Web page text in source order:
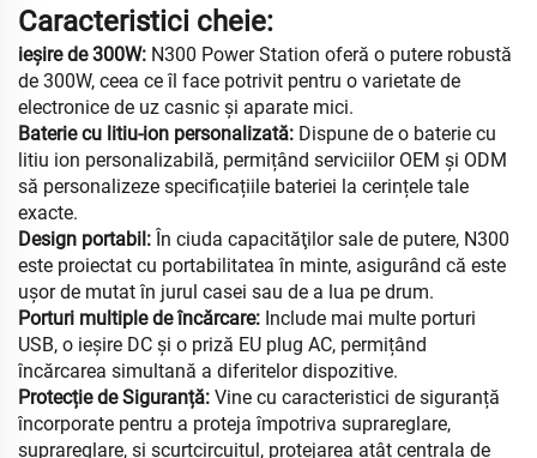
Caracteristici cheie:
ieșire de 300W: N300 Power Station oferă o putere robustă
de 300W, ceea ce îl face potrivit pentru o varietate de
electronice de uz casnic și aparate mici.
Baterie cu litiu-ion personalizată: Dispune de o baterie cu
litiu ion personalizabilă, permițând serviciilor OEM și ODM
să personalizeze specificațiile bateriei la cerințele tale
exacte.
Design portabil: În ciuda capacităţilor sale de putere, N300
este proiectat cu portabilitatea în minte, asigurând că este
ușor de mutat în jurul casei sau de a lua pe drum.
Porturi multiple de încărcare: Include mai multe porturi
USB, o ieșire DC și o priză EU plug AC, permițând
încărcarea simultană a diferitelor dispozitive.
Protecție de Siguranță: Vine cu caracteristici de siguranță
încorporate pentru a proteja împotriva suprareglare,
suprareglare, și scurtcircuitul, protejarea atât centrala de